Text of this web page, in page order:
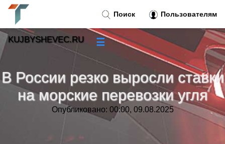
В России резко выросли ставки
на морские перевозки угля
Опубликовано: 00:00, 09.08.2025
Поиск Пользователям
KUJBYSHEVEC.RU ☰
»
Тренды новостей»
»